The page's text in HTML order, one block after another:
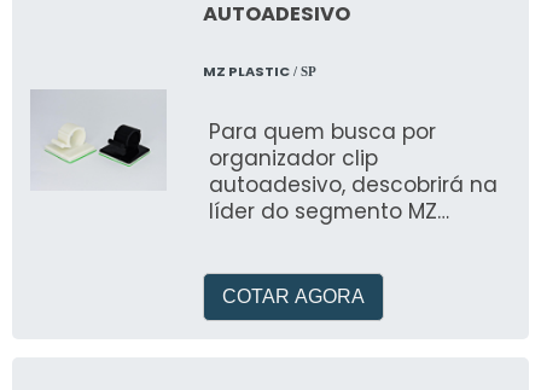
AUTOADESIVO
MZ PLASTIC/ SP
Para quem busca por
organizador clip
autoadesivo, descobrirá na
líder do segmento MZ
COTAR AGORA